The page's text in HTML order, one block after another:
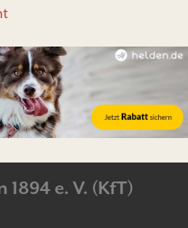
e. V. (KfT)